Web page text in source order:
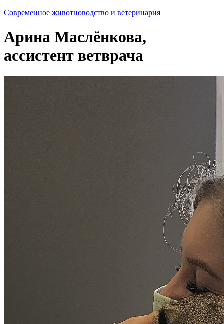
Современное животноводство и ветеринария
Арина Маслёнкова,
ассистент ветврача